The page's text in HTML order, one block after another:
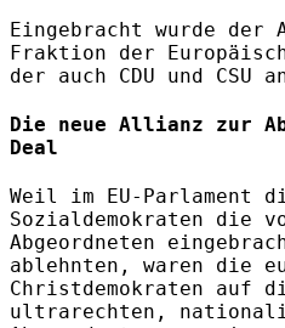
Eingebracht wurde der
Fraktion der
der auch CDU und CSU
Die neue Allianz zur
Deal
Weil im EU-Parlament
Sozialdemokraten die
Abgeordneten
ablehnten, waren die
Christdemokraten auf
ultrarechten,